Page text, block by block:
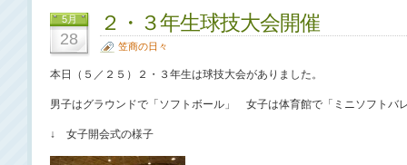
5月
28
２・３年生球技大会開催
笠商の日々
本日（５／２５）２・３年生は球技大会がありました。
男子はグラウンドで「ソフトボール」 女子は体育館で「ミニソフトバ
↓ 女子開会式の様子